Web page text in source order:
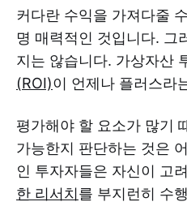
커다란 수익을 가져다줄
명 매력적인 것입니다. 그
지는 않습니다. 가상자산
(ROI)이 언제나 플러스라
평가해야 할 요소가 많기
가능한지 판단하는 것은
인 투자자들은 자신이 고
한 리서치를 부지런히 수